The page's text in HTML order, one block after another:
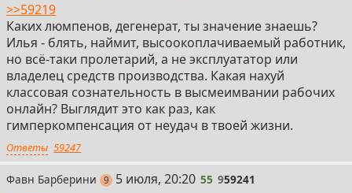
>>59219
Каких люмпенов, дегенерат, ты значение знаешь?
Илья - блять, наймит, высоокоплачиваемый работник,
но всё-таки пролетарий, а не эксплуататор или
владелец средств производства. Какая нахуй
классовая сознательность в высмеимвании рабочих
онлайн? Выглядит это как раз, как
гимперкомпенсация от неудач в твоей жизни.
Ответы 59247
Фавн Барберини 9постов
55
5 июля, 20:20 55 959241